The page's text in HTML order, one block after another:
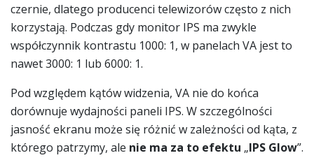
czernie, dlatego producenci telewizorów często z nich
korzystają. Podczas gdy monitor IPS ma zwykle
współczynnik kontrastu 1000: 1, w panelach VA jest to
nawet 3000: 1 lub 6000: 1.
Pod względem kątów widzenia, VA nie do końca
dorównuje wydajności paneli IPS. W szczególności
jasność ekranu może się różnić w zależności od kąta, z
którego patrzymy, ale nie ma za to efektu „IPS Glow”.